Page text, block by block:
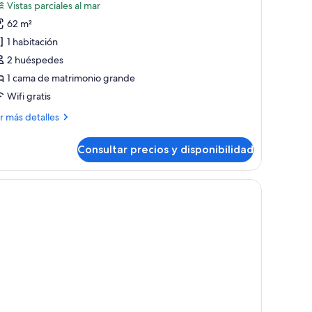
Vistas parciales al mar
62 m²
1 habitación
2 huéspedes
1 cama de matrimonio grande
Wifi gratis
más detalles
Consultar precios y disponibilidad